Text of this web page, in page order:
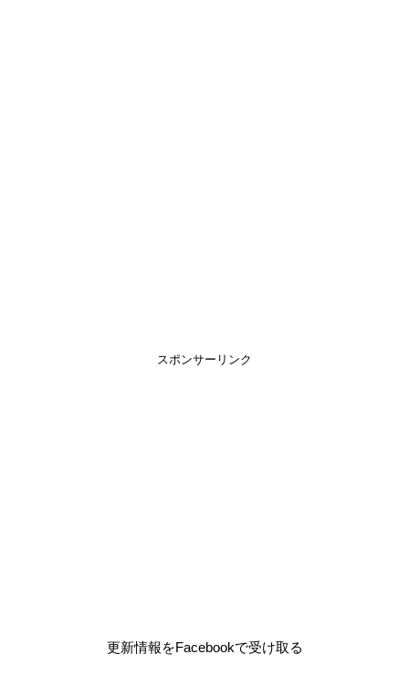
スポンサーリンク
更新情報をFacebookで受け取る